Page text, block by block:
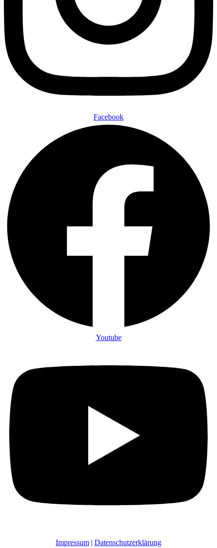
Facebook
Youtube
Impressum | Datenschutzerklärung